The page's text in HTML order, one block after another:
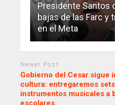
Presidente Santos
bajas de las Farc y
en el Meta
Newer Post
Gobierno del Cesar sigue
cultura: entregaremos
instrumentos musicales a
escolares